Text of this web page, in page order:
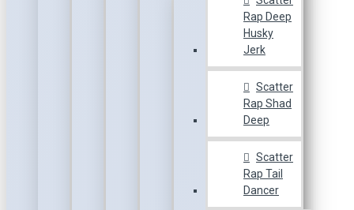
Rap Deep
Husky
Jerk
Scatter
Rap Shad
Deep
Scatter
Rap Tail
Dancer